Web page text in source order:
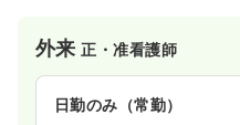
外来正・准看護師
日勤のみ（常勤）